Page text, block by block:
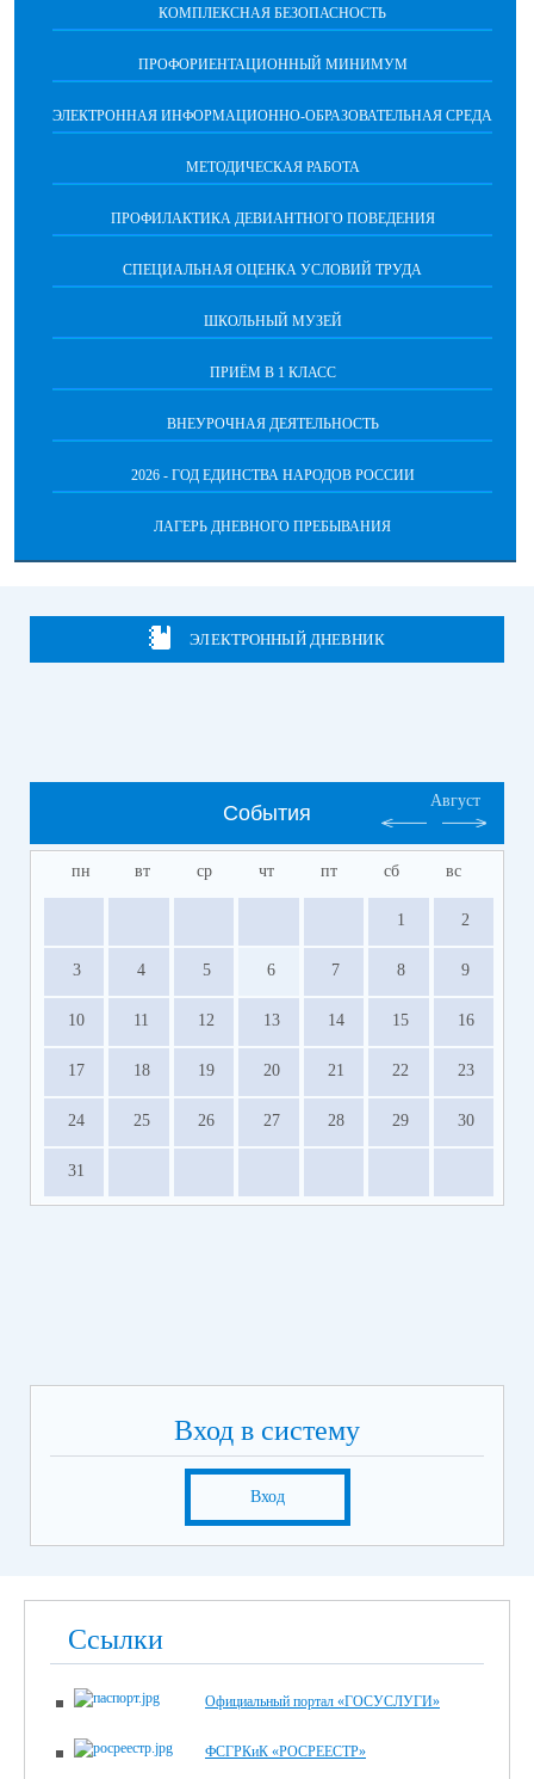
КОМПЛЕКСНАЯ БЕЗОПАСНОСТЬ
ПРОФОРИЕНТАЦИОННЫЙ МИНИМУМ
ЭЛЕКТРОННАЯ ИНФОРМАЦИОННО-ОБРАЗОВАТЕЛЬНАЯ СРЕДА
МЕТОДИЧЕСКАЯ РАБОТА
ПРОФИЛАКТИКА ДЕВИАНТНОГО ПОВЕДЕНИЯ
СПЕЦИАЛЬНАЯ ОЦЕНКА УСЛОВИЙ ТРУДА
ШКОЛЬНЫЙ МУЗЕЙ
ПРИЁМ В 1 КЛАСС
ВНЕУРОЧНАЯ ДЕЯТЕЛЬНОСТЬ
2026 - ГОД ЕДИНСТВА НАРОДОВ РОССИИ
ЛАГЕРЬ ДНЕВНОГО ПРЕБЫВАНИЯ
ЭЛЕКТРОННЫЙ ДНЕВНИК
События
Август
пн вт ср чт пт сб вс
1 2
3 4 5 6 7 8 9
10 11 12 13 14 15 16
17 18 19 20 21 22 23
24 25 26 27 28 29 30
31
Вход в систему
Вход
Ссылки
Официальный портал «ГОСУСЛУГИ»
ФСГРКиК «РОСРЕЕСТР»